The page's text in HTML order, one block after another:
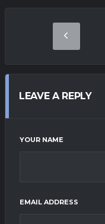
LEAVE A REPLY
YOUR NAME
EMAIL ADDRESS